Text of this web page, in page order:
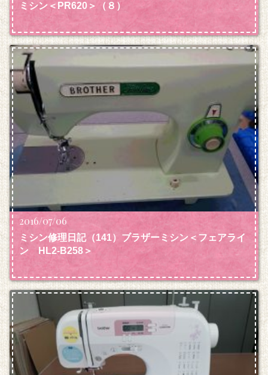
ミシン＜PR620＞（８）
2016/07/06
ミシン修理日記（141）ブラザーミシン＜フェアライ
ン HL2-B258＞